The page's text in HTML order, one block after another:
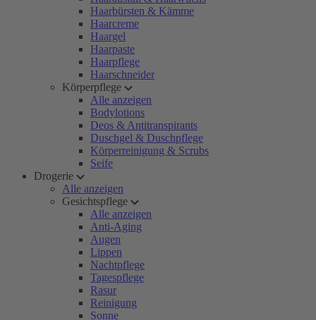
Haarbürsten & Kämme
Haarcreme
Haargel
Haarpaste
Haarpflege
Haarschneider
Körperpflege
Alle anzeigen
Bodylotions
Deos & Antitranspirants
Duschgel & Duschpflege
Körperreinigung & Scrubs
Seife
Drogerie
Alle anzeigen
Gesichtspflege
Alle anzeigen
Anti-Aging
Augen
Lippen
Nachtpflege
Tagespflege
Rasur
Reinigung
Sonne